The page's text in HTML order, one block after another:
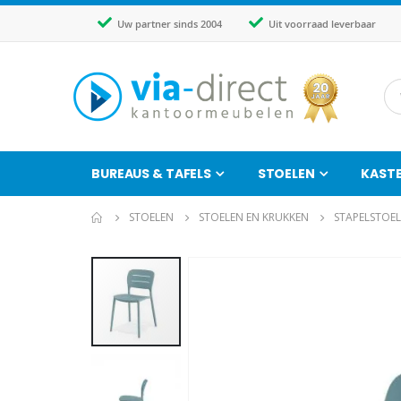
Uw partner sinds 2004 Uit voorraad leverbaar
BUREAUS & TAFELS STOELEN
STOELEN STOELEN EN KRUKKEN
einde
van
afbeeldingen-